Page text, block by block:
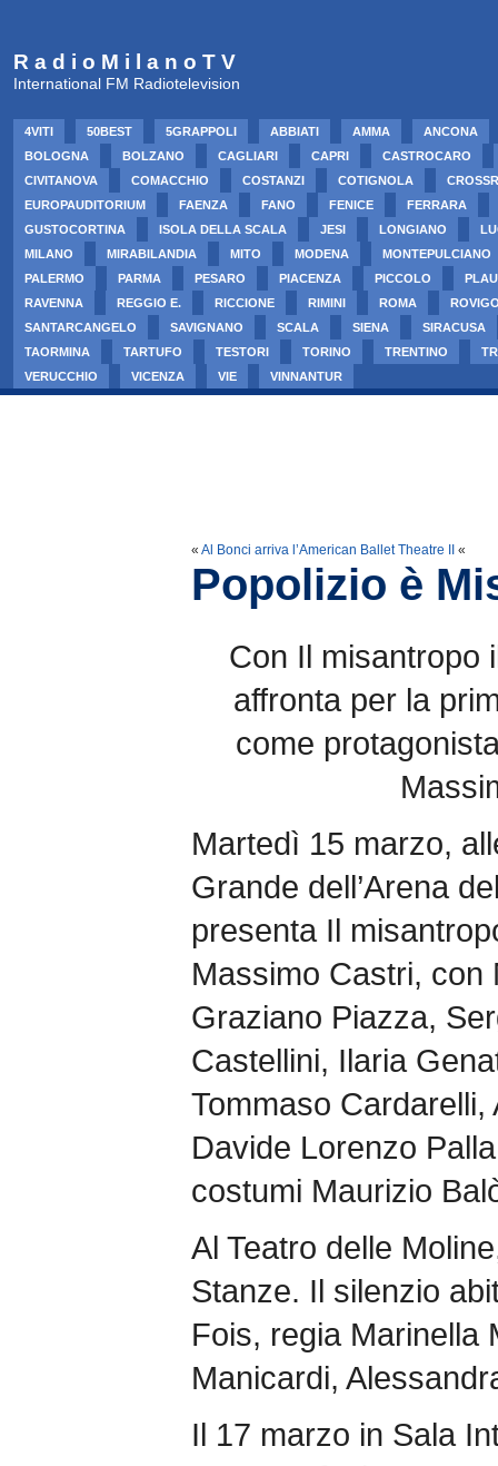
R a d i o M i l a n o T V
International FM Radiotelevision
4VITI 50BEST 5GRAPPOLI ABBIATI AMMA
ANCONA
BOLOGNA
BOLZANO CAGLIARI CAPRI
CASTROCARO
CIVITANOVA
COMACCHIO COSTANZI COTIGNOLA
EUROPAUDITORIUM
FAENZA FANO FENICE
FERRARA
GUSTOCORTINA
ISOLA DELLA SCALA JESI LONGIANO
MILANO
MIRABILANDIA MITO MODENA
MONTEPULCIANO
PALERMO
PARMA PESARO PIACENZA PICCOLO
RAVENNA
REGGIO E. RICCIONE RIMINI ROMA
SANTARCANGELO
SAVIGNANO SCALA SIENA
SIRACUSA
TAORMINA
TARTUFO TESTORI TORINO TRENTINO
VERUCCHIO
VICENZA VIE VINNANTUR
« Al Bonci arriva l’American Ballet Theatre II «
Popolizio è
Con Il misantropo
affronta per la
come
Martedì 15 marzo,
Grande dell’Arena
presenta Il
Massimo Castri, con
Graziano Piazza,
Castellini, Ilaria
Tommaso
Davide Lorenzo
costumi Maurizio
Al Teatro delle
Stanze. Il silenzio
Fois, regia Marinella
Manicardi,
Il 17 marzo in Sala